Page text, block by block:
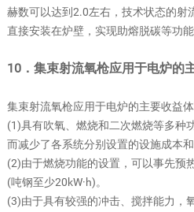
赫数可以达到2.0左右，技术状态的射
直接安装在炉壁，实现助熔脱碳等功能
10．集束射流氧枪应用于电炉的
集束射流氧枪应用于电炉的主要收益体
(1)具有吹氧、燃烧和二次燃烧等多种
而减少了各系统分别设置的设施成本
(2)由于燃烧功能的设置，可以事先预
(吨钢至少20kW·h)。
(3)由于具有较强的冲击、搅拌能力，